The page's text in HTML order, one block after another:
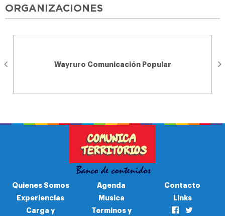
ORGANIZACIONES
Wayruro Comunicación Popular
Quienes Somos
Experiencias
Carga y
Agenda
Musica
Terminos y
Contacto
Links